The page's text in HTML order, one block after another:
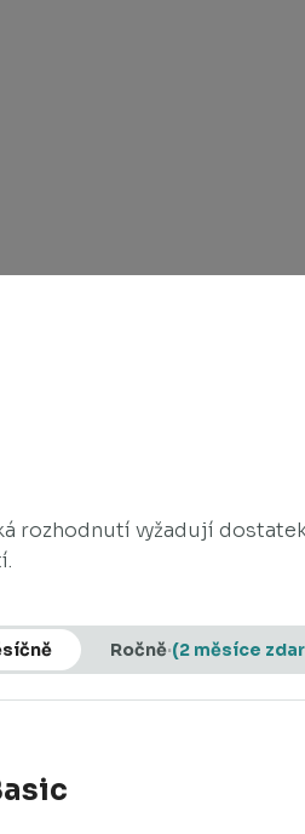
rozhodnutí vyžadují
Ročně (2 měsíce